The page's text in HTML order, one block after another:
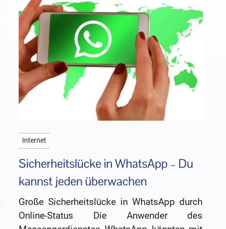
Internet
Sicherheitslücke in WhatsApp – Du
kannst jeden überwachen
Große Sicherheitslücke in WhatsApp durch
Online-Status Die Anwender des